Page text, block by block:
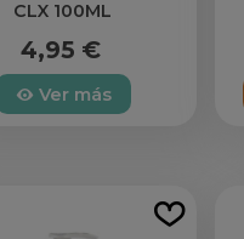
CLX 100ML
4,95 €
Ver más